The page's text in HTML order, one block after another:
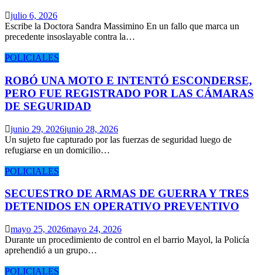
julio 6, 2026
Escribe la Doctora Sandra Massimino En un fallo que marca un
precedente insoslayable contra la…
POLICIALES
ROBÓ UNA MOTO E INTENTÓ ESCONDERSE,
PERO FUE REGISTRADO POR LAS CÁMARAS
DE SEGURIDAD
junio 29, 2026junio 28, 2026
Un sujeto fue capturado por las fuerzas de seguridad luego de
refugiarse en un domicilio…
POLICIALES
SECUESTRO DE ARMAS DE GUERRA Y TRES
DETENIDOS EN OPERATIVO PREVENTIVO
mayo 25, 2026mayo 24, 2026
Durante un procedimiento de control en el barrio Mayol, la Policía
aprehendió a un grupo…
POLICIALES